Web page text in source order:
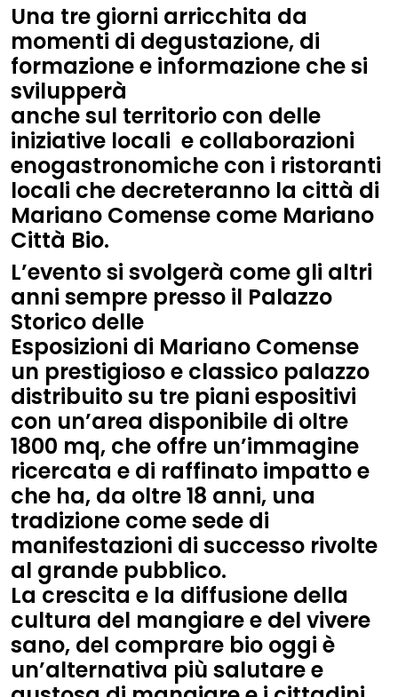
Una tre giorni arricchita da
momenti di degustazione, di
formazione e informazione che si
svilupperà
anche sul territorio con delle
iniziative locali e collaborazioni
enogastronomiche con i ristoranti
locali che decreteranno la città di
Mariano Comense come Mariano
Città Bio.
L’evento si svolgerà come gli altri
anni sempre presso il Palazzo
Storico delle
Esposizioni di Mariano Comense
un prestigioso e classico palazzo
distribuito su tre piani espositivi
con un’area disponibile di oltre
1800 mq, che offre un’immagine
ricercata e di raffinato impatto e
che ha, da oltre 18 anni, una
tradizione come sede di
manifestazioni di successo rivolte
al grande pubblico.
La crescita e la diffusione della
cultura del mangiare e del vivere
sano, del comprare bio oggi è
un’alternativa più salutare e